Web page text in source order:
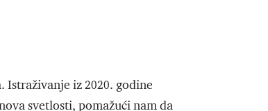
Istraživanje iz 2020. godine
svetlosti, pomažući nam da